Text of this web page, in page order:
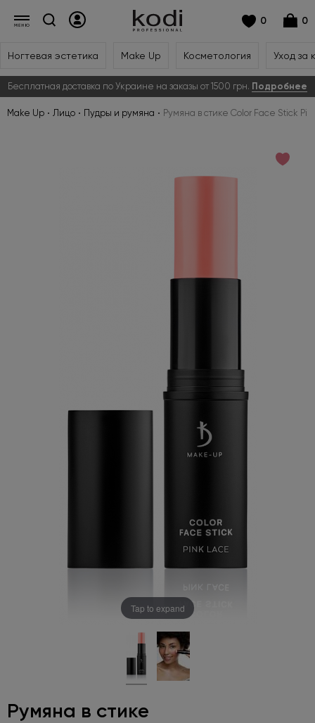
0 0
Ногтевая эстетика Make Up Косметология Уход за
Бесплатная доставка по Украине на заказы от 1500 грн. Подробнее
Make Up Лицо Пудры и румяна Румяна в стике Color Face Stick
Tap to expand
Румяна в стике